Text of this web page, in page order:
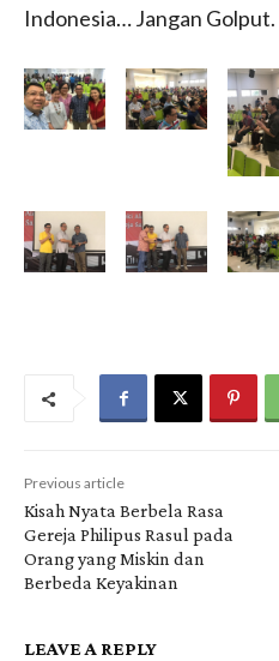
Indonesia… Jangan
Previous article
Kisah Nyata Berbela Rasa
Gereja Philipus Rasul pada
Orang yang Miskin dan
Berbeda Keyakinan
LEAVE A REPLY